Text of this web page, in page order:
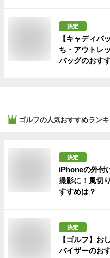
決定
【キャディバ
ち・アウトレ
バッグのおす
ゴルフの人気おすすめラン
決定
iPhoneの外付
撮影に！風切
すすめは？
決定
【ゴルフ】お
バイザーのお